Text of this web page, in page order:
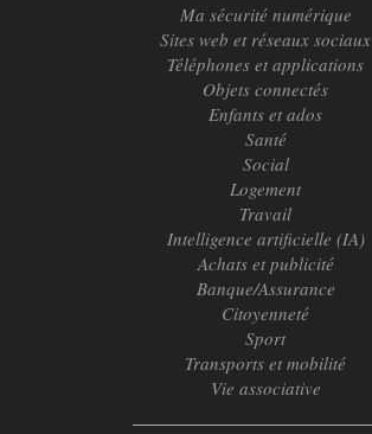
Ma sécurité numérique
Sites web et réseaux sociaux
Téléphones et applications
Objets connectés
Enfants et ados
Santé
Social
Logement
Travail
Intelligence artificielle (IA)
Achats et publicité
Banque/Assurance
Citoyenneté
Sport
Transports et mobilité
Vie associative